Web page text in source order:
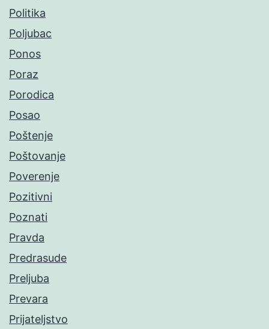
Politika
Poljubac
Ponos
Poraz
Porodica
Posao
Poštenje
Poštovanje
Poverenje
Pozitivni
Poznati
Pravda
Predrasude
Preljuba
Prevara
Prijateljstvo